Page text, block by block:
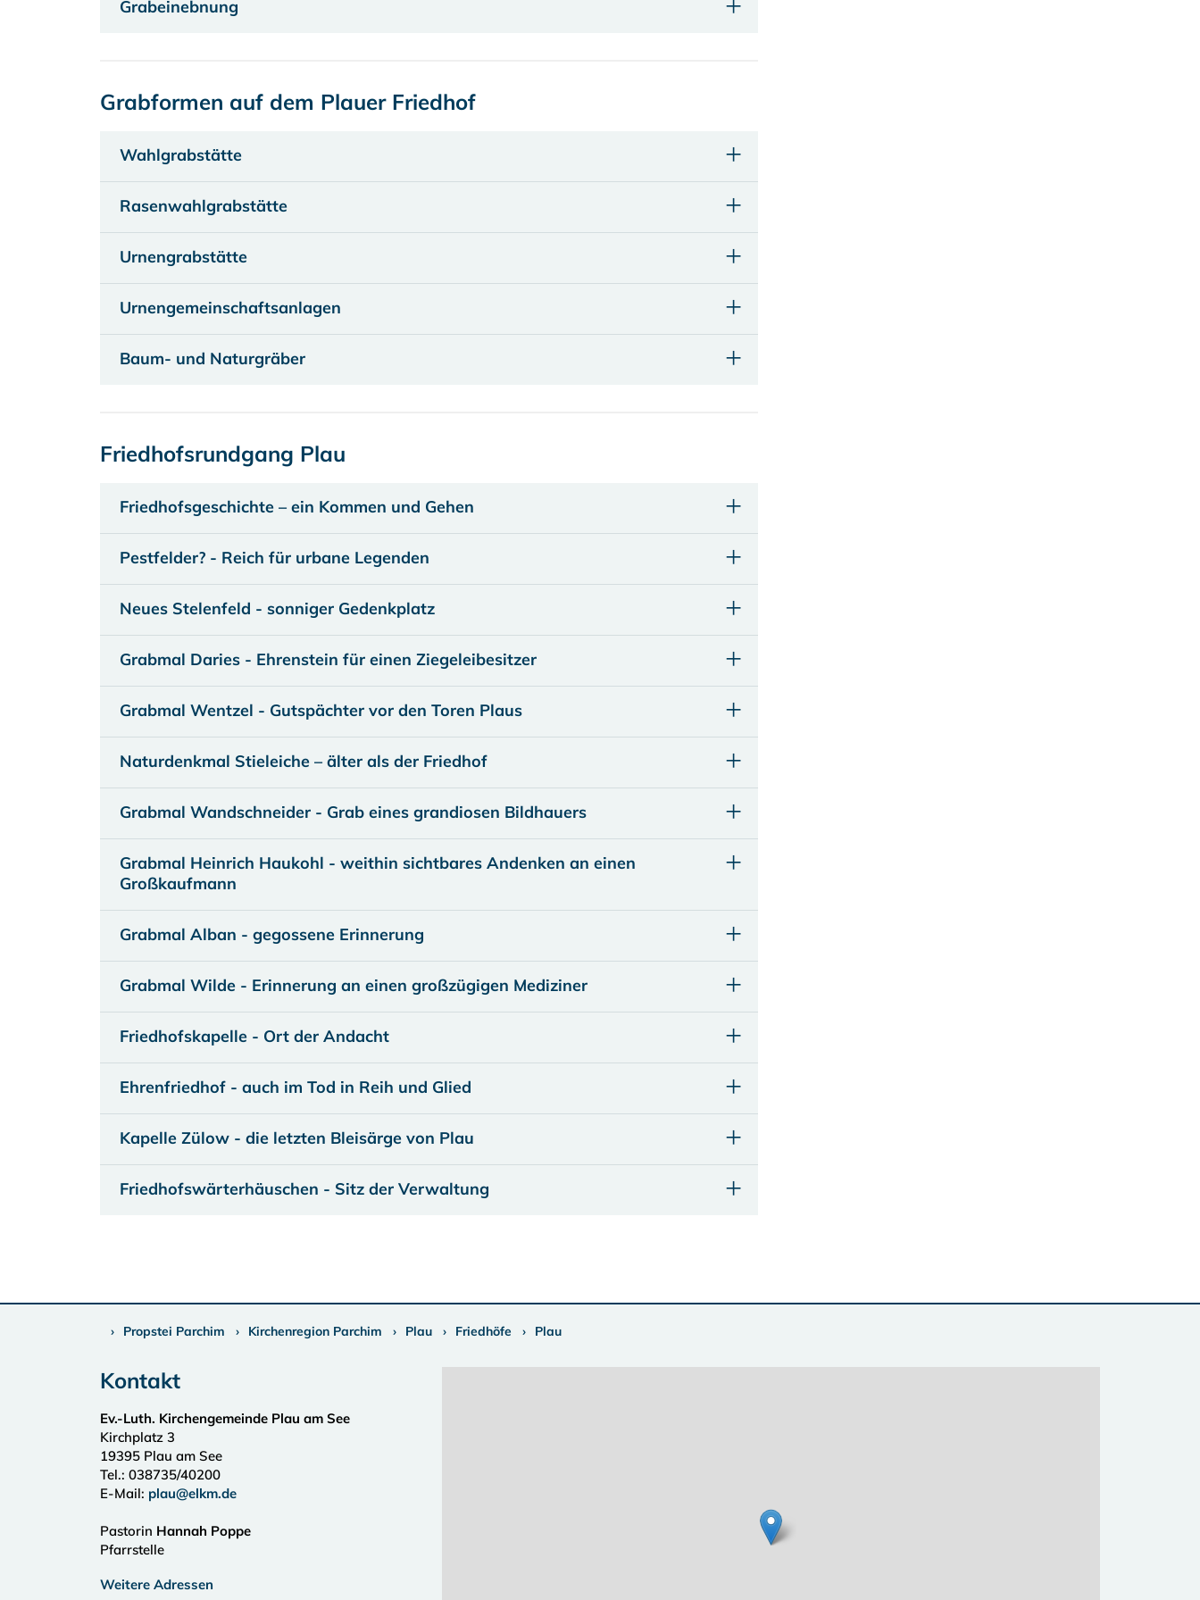
Grabeinebnung
Grabformen auf dem Plauer Friedhof
Wahlgrabstätte
Rasenwahlgrabstätte
Urnengrabstätte
Urnengemeinschaftsanlagen
Baum- und Naturgräber
Friedhofsrundgang Plau
Friedhofsgeschichte – ein Kommen und Gehen
Pestfelder? - Reich für urbane Legenden
Neues Stelenfeld - sonniger Gedenkplatz
Grabmal Daries - Ehrenstein für einen Ziegeleibesitzer
Grabmal Wentzel - Gutspächter vor den Toren Plaus
Naturdenkmal Stieleiche – älter als der Friedhof
Grabmal Wandschneider - Grab eines grandiosen Bildhauers
Grabmal Heinrich Haukohl - weithin sichtbares Andenken an einen
Großkaufmann
Grabmal Alban - gegossene Erinnerung
Grabmal Wilde - Erinnerung an einen großzügigen Mediziner
Friedhofskapelle - Ort der Andacht
Ehrenfriedhof - auch im Tod in Reih und Glied
Kapelle Zülow - die letzten Bleisärge von Plau
Friedhofswärterhäuschen - Sitz der Verwaltung
Propstei Parchim Kirchenregion Parchim Plau Friedhöfe Plau
Kontakt
Ev.-Luth. Kirchengemeinde Plau am See
Kirchplatz 3
19395 Plau am See
Tel.: 038735/40200
E-Mail: plau@elkm.de
Pastorin Hannah Poppe
Pfarrstelle
Weitere Adressen